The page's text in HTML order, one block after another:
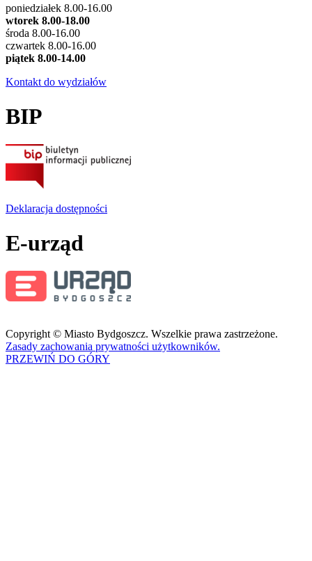
poniedziałek 8.00-16.00
wtorek 8.00-18.00
środa 8.00-16.00
czwartek 8.00-16.00
piątek 8.00-14.00
Kontakt do wydziałów
BIP
Deklaracja dostępności
E-urząd
Copyright © Miasto Bydgoszcz. Wszelkie prawa zastrzeżone.
Zasady zachowania prywatności użytkowników.
PRZEWIŃ DO GÓRY